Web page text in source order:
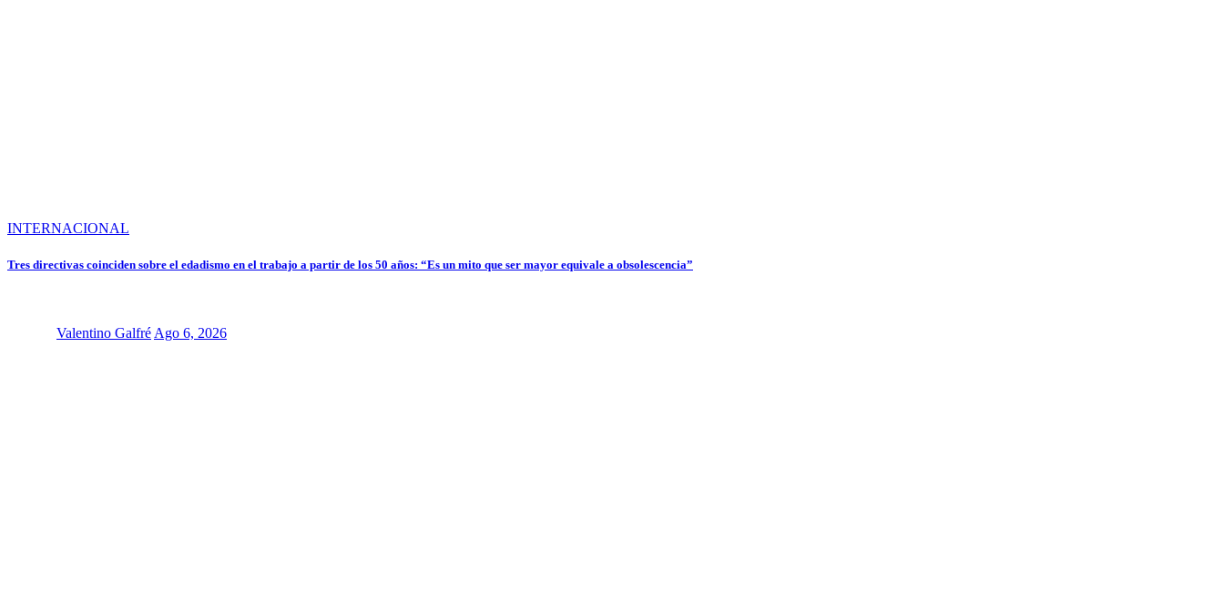
INTERNACIONAL
Tres directivas coinciden sobre el edadismo en el trabajo a partir de los 50 años: “Es un mito que ser mayor equivale a obsolescencia”
Valentino Galfré Ago 6, 2026